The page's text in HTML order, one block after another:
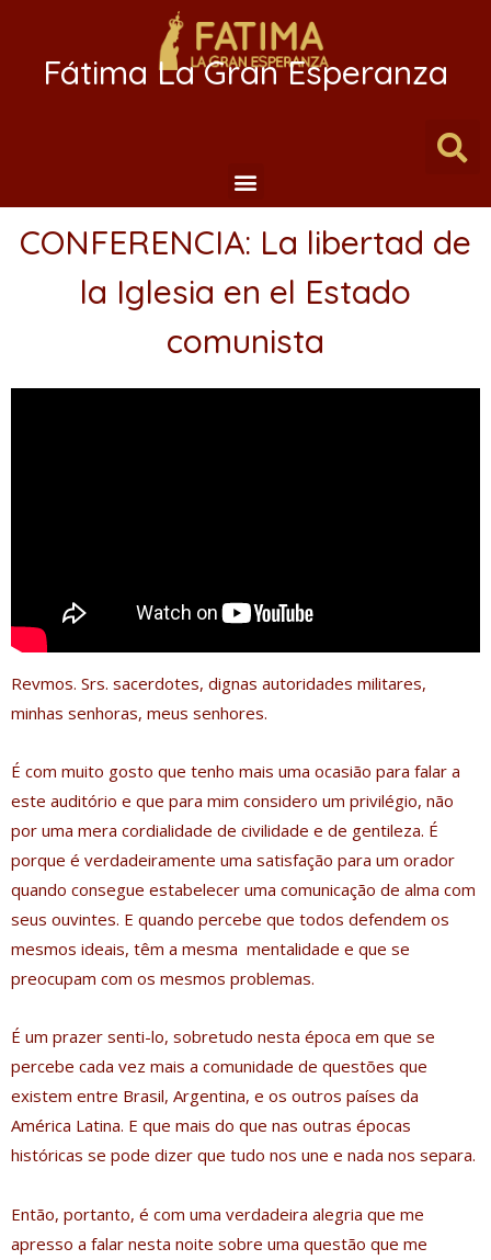
Fátima La Gran Esperanza
CONFERENCIA: La libertad de
la Iglesia en el Estado
comunista
Revmos. Srs. sacerdotes, dignas autoridades militares,
minhas senhoras, meus senhores.
É com muito gosto que tenho mais uma ocasião para falar a
este auditório e que para mim considero um privilégio, não
por uma mera cordialidade de civilidade e de gentileza. É
porque é verdadeiramente uma satisfação para um orador
quando consegue estabelecer uma comunicação de alma com
seus ouvintes. E quando percebe que todos defendem os
mesmos ideais, têm a mesma mentalidade e que se
preocupam com os mesmos problemas.
É um prazer senti-lo, sobretudo nesta época em que se
percebe cada vez mais a comunidade de questões que
existem entre Brasil, Argentina, e os outros países da
América Latina. E que mais do que nas outras épocas
históricas se pode dizer que tudo nos une e nada nos separa.
Então, portanto, é com uma verdadeira alegria que me
apresso a falar nesta noite sobre uma questão que me